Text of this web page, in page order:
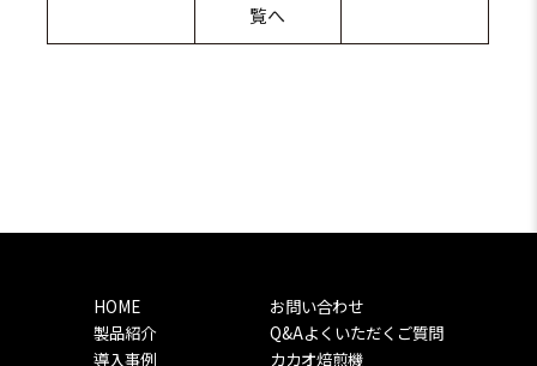
覧へ
HOME
製品紹介
導入事例
お問い合わせ
Q&Aよくいただくご質問
カカオ焙煎機